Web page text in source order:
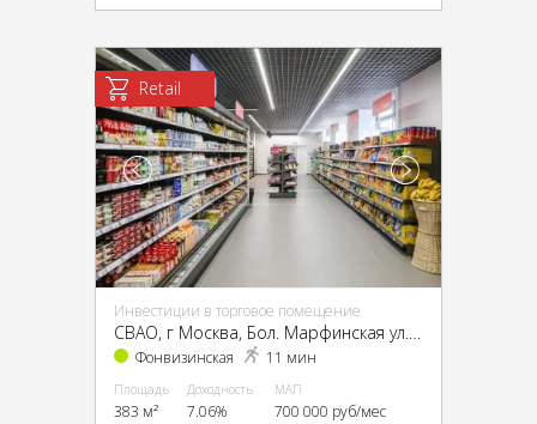
Retail
Инвестиции в торговое помещение
CВАО, г Москва, Бол. Марфинская ул., 6
Фонвизинская 11 мин
Площадь
383 м²
Доходность
7.06%
МАП
700 000 руб/мес